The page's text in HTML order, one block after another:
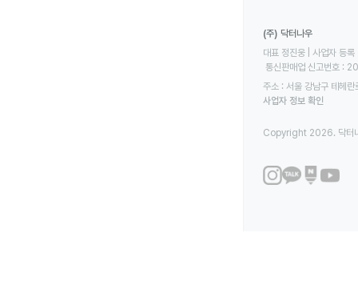
(주) 닥터나우
대표 정진웅 | 사업자
통신판매업 신고번호
주소 : 서울 강남구 테헤
사업자 정보 확인
Copyright 2026. 닥터